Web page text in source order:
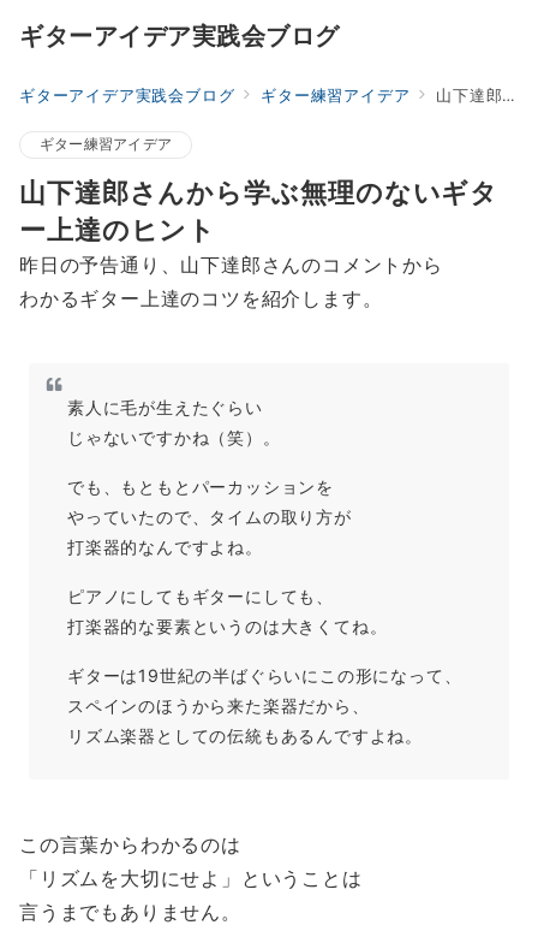
ギターアイデア実践会ブログ
ギターアイデア実践会ブログ ギター練習アイデア 山下達郎さんから学ぶ無理のないギター上達のヒント
ギター練習アイデア
山下達郎さんから学ぶ無理のないギタ
ー上達のヒント
昨日の予告通り、山下達郎さんのコメントから
わかるギター上達のコツを紹介します。
素人に毛が生えたぐらい
じゃないですかね（笑）。
でも、もともとパーカッションを
やっていたので、タイムの取り方が
打楽器的なんですよね。
ピアノにしてもギターにしても、
打楽器的な要素というのは大きくてね。
ギターは19世紀の半ばぐらいにこの形になって、
スペインのほうから来た楽器だから、
リズム楽器としての伝統もあるんですよね。
この言葉からわかるのは
「リズムを大切にせよ」ということは
言うまでもありません。